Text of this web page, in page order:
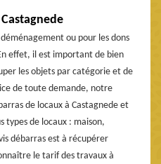
ou pour les dons
effet, il est important de bien
les objets par catégorie et de
de toute demande, notre
de locaux à Castagnede et
types de locaux : maison,
débarras est à récupérer
le tarif des travaux à